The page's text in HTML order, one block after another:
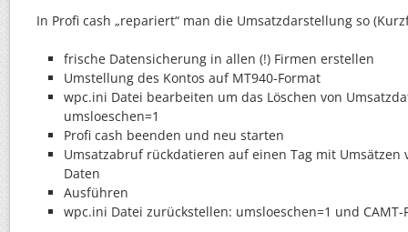
In Profi cash „repariert“ man die Umsatzdarstellung so
frische Datensicherung in allen (!) Firmen erstellen
Umstellung des Kontos auf MT940-Format
wpc.ini Datei bearbeiten um das Löschen von
umsloeschen=1
Profi cash beenden und neu starten
Umsatzabruf rückdatieren auf einen Tag mit
Daten
Ausführen
wpc.ini Datei zurückstellen: umsloeschen=1 und